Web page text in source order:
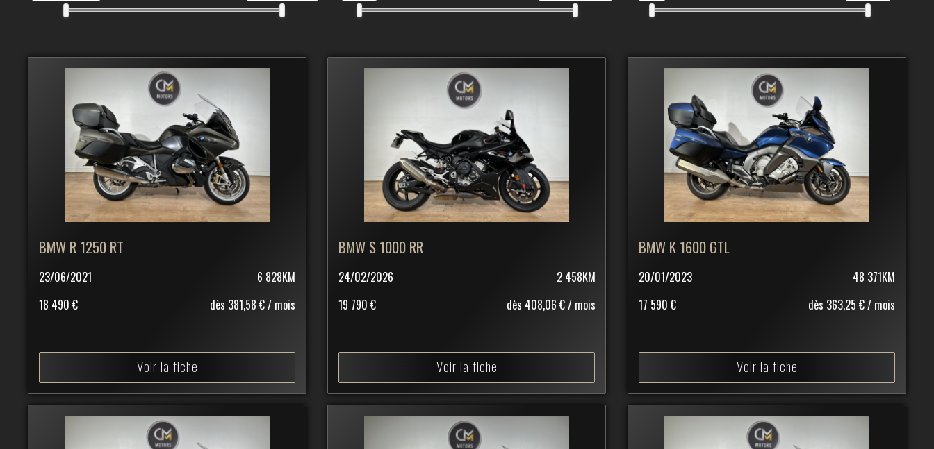
BMW R 1250 RT
23/06/2021
6 828KM
18 490 €
dès 381,58 € / mois
Voir la fiche
BMW S 1000 RR
24/02/2026
2 458KM
19 790 €
dès 408,06 € / mois
Voir la fiche
BMW K 1600 GTL
20/01/2023
48 371KM
17 590 €
dès 363,25 € / mois
Voir la fiche